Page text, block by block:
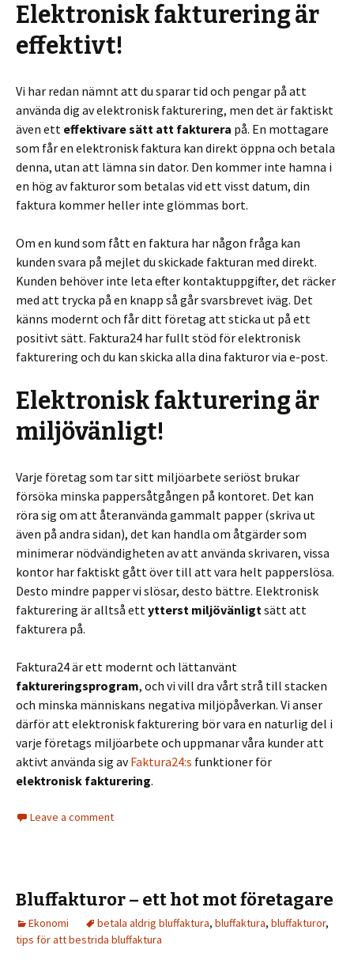
Elektronisk fakturering är
effektivt!
Vi har redan nämnt att du sparar tid och pengar på att
använda dig av elektronisk fakturering, men det är faktiskt
även ett effektivare sätt att fakturera på. En mottagare
som får en elektronisk faktura kan direkt öppna och betala
denna, utan att lämna sin dator. Den kommer inte hamna i
en hög av fakturor som betalas vid ett visst datum, din
faktura kommer heller inte glömmas bort.
Om en kund som fått en faktura har någon fråga kan
kunden svara på mejlet du skickade fakturan med direkt.
Kunden behöver inte leta efter kontaktuppgifter, det räcker
med att trycka på en knapp så går svarsbrevet iväg. Det
känns modernt och får ditt företag att sticka ut på ett
positivt sätt. Faktura24 har fullt stöd för elektronisk
fakturering och du kan skicka alla dina fakturor via e-post.
Elektronisk fakturering är
miljövänligt!
Varje företag som tar sitt miljöarbete seriöst brukar
försöka minska pappersåtgången på kontoret. Det kan
röra sig om att återanvända gammalt papper (skriva ut
även på andra sidan), det kan handla om åtgärder som
minimerar nödvändigheten av att använda skrivaren, vissa
kontor har faktiskt gått över till att vara helt papperslösa.
Desto mindre papper vi slösar, desto bättre. Elektronisk
fakturering är alltså ettytterst miljövänligtsätt att
fakturera på.
Faktura24 är ett modernt och lättanvänt
faktureringsprogram, och vi vill dra vårt strå till stacken
och minska människans negativa miljöpåverkan. Vi anser
därför att elektronisk fakturering bör vara en naturlig del i
varje företags miljöarbete och uppmanar våra kunder att
aktivt använda sig avFaktura24:s funktioner för
elektronisk fakturering.
Leave a comment
Bluffakturor – ett hot mot företagare
Ekonomi betala aldrig bluffaktura, bluffaktura, bluffakturor,
tips för att bestrida bluffaktura